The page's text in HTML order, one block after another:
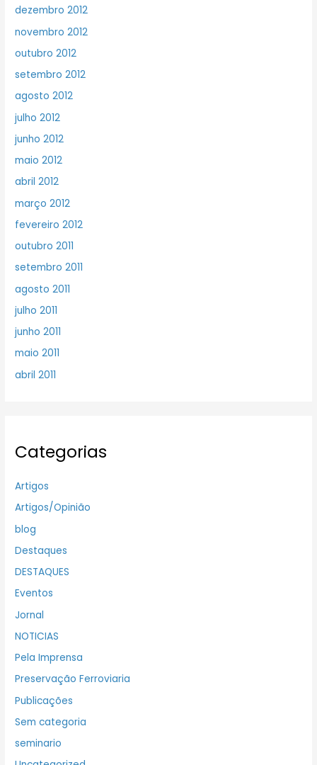
dezembro 2012
novembro 2012
outubro 2012
setembro 2012
agosto 2012
julho 2012
junho 2012
maio 2012
abril 2012
março 2012
fevereiro 2012
outubro 2011
setembro 2011
agosto 2011
julho 2011
junho 2011
maio 2011
abril 2011
Categorias
Artigos
Artigos/Opinião
blog
Destaques
DESTAQUES
Eventos
Jornal
NOTICIAS
Pela Imprensa
Preservação Ferroviaria
Publicações
Sem categoria
seminario